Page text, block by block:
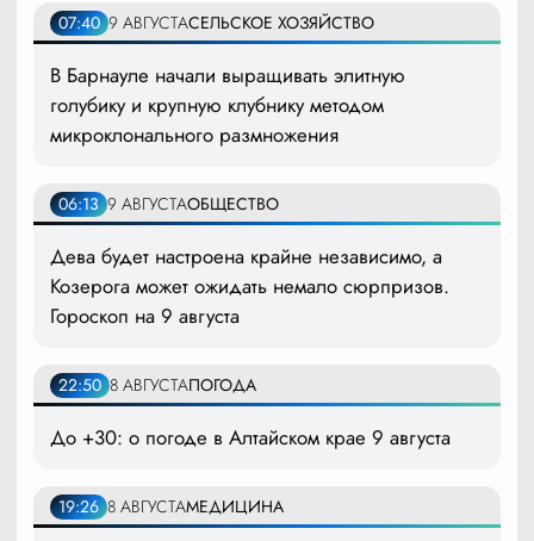
07:40 9 АВГУСТАСЕЛЬСКОЕ ХОЗЯЙСТВО
В Барнауле начали выращивать элитную
голубику и крупную клубнику методом
микроклонального размножения
06:13 9 АВГУСТАОБЩЕСТВО
Дева будет настроена крайне независимо, а
Козерога может ожидать немало сюрпризов.
Гороскоп на 9 августа
22:50 8 АВГУСТАПОГОДА
До +30: о погоде в Алтайском крае 9 августа
19:26 8 АВГУСТАМЕДИЦИНА